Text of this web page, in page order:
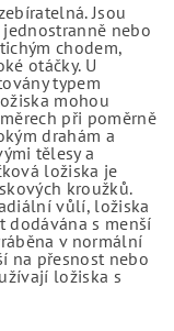
Jsou
nebo
chodem,
otáčky. U
typem
mohou
při poměrně
drahám a
tělesy a
ložiska je
kroužků.
vůlí, ložiska
dodávána s menší
v normální
na přesnost nebo
ložiska s